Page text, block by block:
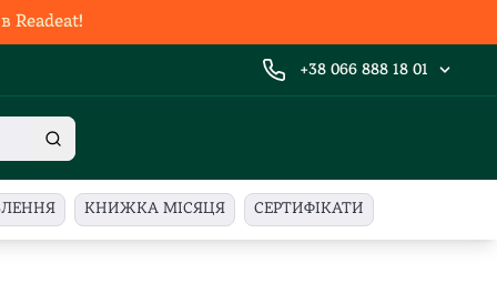
Readeat!
+38 066 888 18 01
КНИЖКА МІСЯЦЯ СЕРТИФІКАТИ